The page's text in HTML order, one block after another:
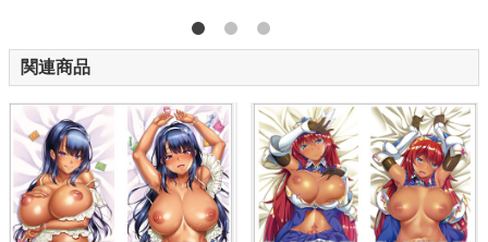
関連商品